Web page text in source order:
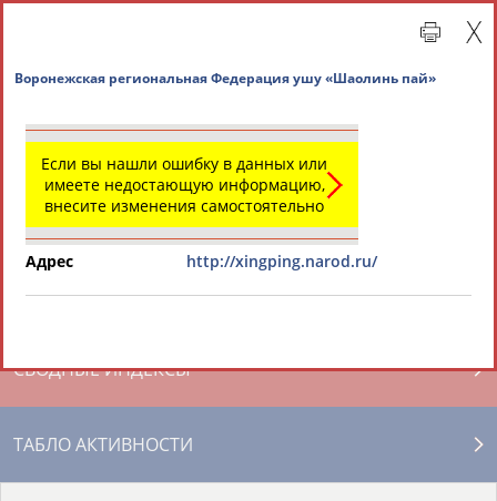
СВОДНЫЕ ИНДЕКСЫ
ТАБЛО АКТИВНОСТИ
Если вы нашли ошибку в данных или
имеете недостающую информацию,
внесите изменения самостоятельно
Адрес http://xingping.narod.ru/